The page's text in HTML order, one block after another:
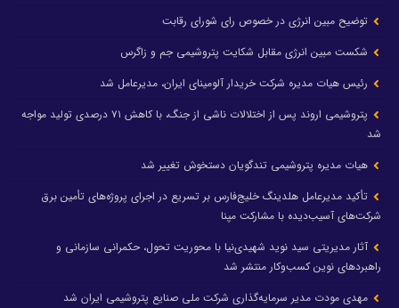
توضیح مبین انرژی در خصوص رای شورای رقابت
شکست مبین انرژی مقابل شکایت پتروشیمی جم و زاگرس
رئیس هیات مدیره شرکت خریدار آلومینای ایران، مدیرعامل شد
پتروشیمی اروند پس از اختلالات ناشی از جنگ، با کاهش ۷۱ درصدی تولید مواجه
شد
هیات مدیره پتروشیمی تندگویان دستخوش تغییر شد
تأکید مدیرعامل هلدینگ خلیج‌فارس بر تسریع در اجرای پروژه‌های تأمین برق
شرکت‌های آسیب‌دیده با مشارکت مپنا
آثار مدیریتی سید نوید شهیدی‌نیا با محوریت تحول، حکمرانی سازمانی و
راهبردهای نوین کسب‌وکار منتشر شد
مهدی مودت مدیر سرمایه‌گذاری شرکت ملی صنایع پتروشیمی ایران شد